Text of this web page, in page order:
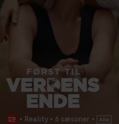
• Reality • 6 sæsoner •